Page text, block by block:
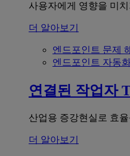
사용자에게 영향을 미
더 알아보기
엔드포인트 문제
엔드포인트 자동
연결된 작업자
산업용 증강현실로 효
더 알아보기